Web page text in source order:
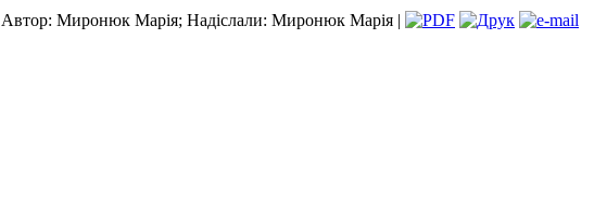
Автор: Миронюк Марія; Надіслали: Миронюк Марія |